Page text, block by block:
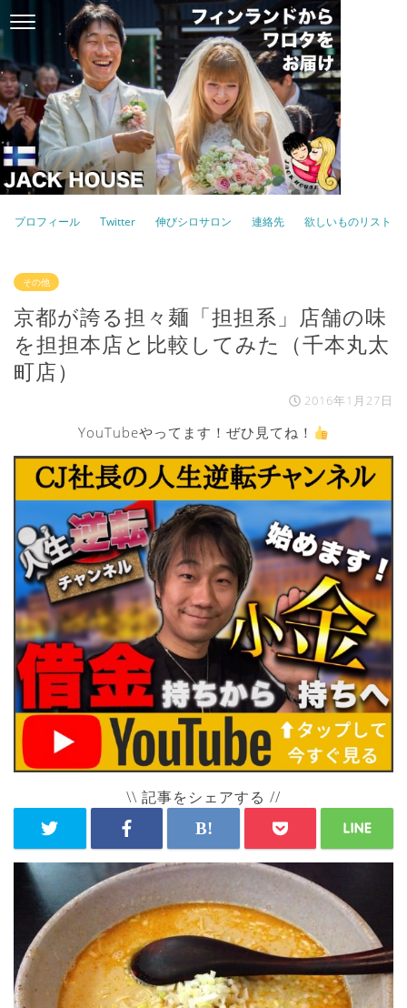
プロフィール Twitter 伸びシロサロン 連絡先 欲しいものリスト
その他
京都が誇る担々麺「担担系」店舗の味
を担担本店と比較してみた（千本丸太
町店）
2016年1月27日
YouTubeやってます！ぜひ見てね！
\\ 記事をシェアする //